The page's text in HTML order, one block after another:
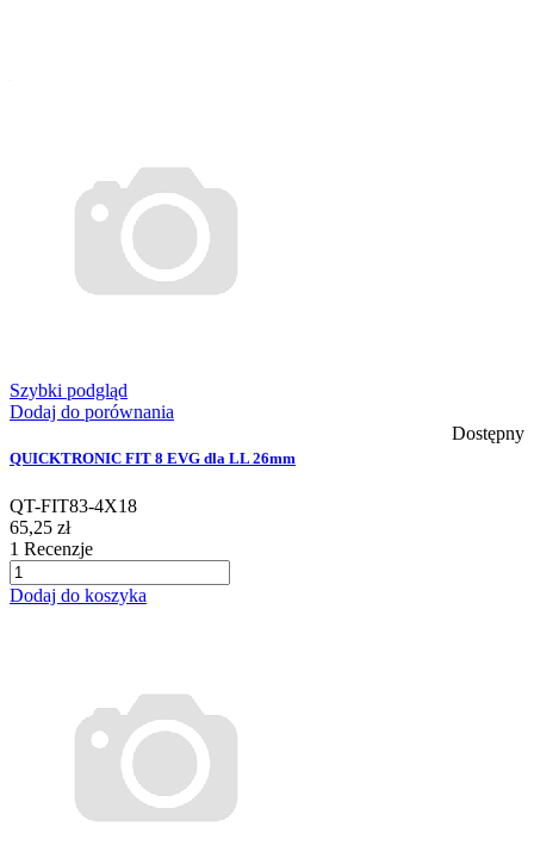
Szybki podgląd
Dodaj do porównania
Dostępny
QUICKTRONIC FIT 8 EVG dla LL 26mm
QT-FIT83-4X18
65,25 zł
1 Recenzje
Dodaj do koszyka